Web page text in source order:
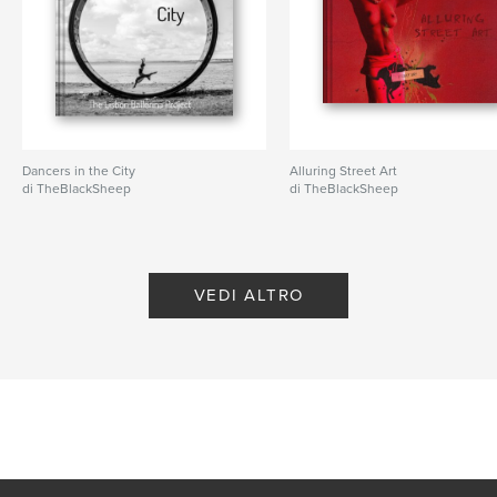
Dancers in the City
di TheBlackSheep
Alluring Street Art
di TheBlackSheep
VEDI ALTRO